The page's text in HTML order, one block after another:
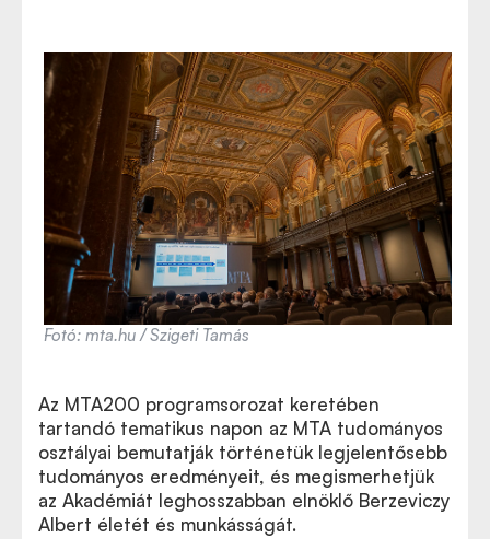
Fotó: mta.hu / Szigeti Tamás
Az MTA200 programsorozat keretében
tartandó tematikus napon az MTA tudományos
osztályai bemutatják történetük legjelentősebb
tudományos eredményeit, és megismerhetjük
az Akadémiát leghosszabban elnöklő Berzeviczy
Albert életét és munkásságát.